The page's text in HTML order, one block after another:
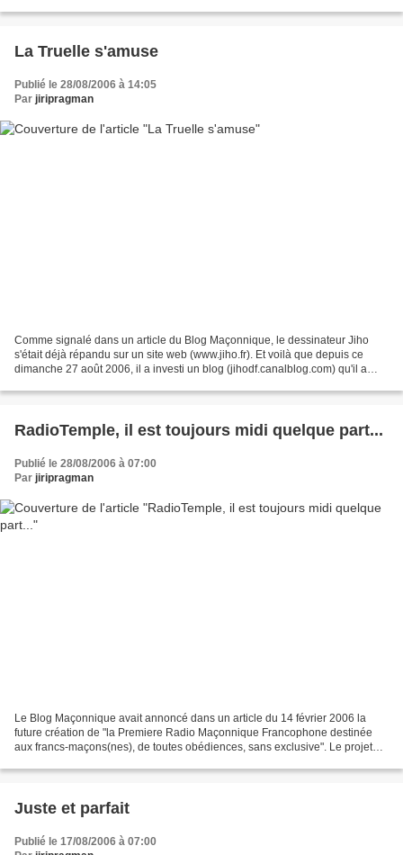
La Truelle s'amuse
Publié le 28/08/2006 à 14:05
Par jiripragman
Comme signalé dans un article du Blog Maçonnique, le dessinateur Jiho
s'était déjà répandu sur un site web (www.jiho.fr). Et voilà que depuis ce
dimanche 27 août 2006, il a investi un blog (jihodf.canalblog.com) qu'il a
RadioTemple, il est toujours midi quelque part...
Publié le 28/08/2006 à 07:00
Par jiripragman
Le Blog Maçonnique avait annoncé dans un article du 14 février 2006 la
future création de "la Premiere Radio Maçonnique Francophone destinée
aux francs-maçons(nes), de toutes obédiences, sans exclusive". Le projet
Juste et parfait
Publié le 17/08/2006 à 07:00